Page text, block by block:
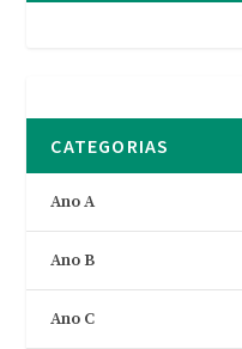
CATEGORIAS
Ano A
Ano B
Ano C